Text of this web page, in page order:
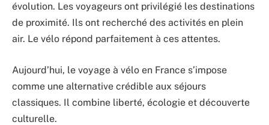
évolution. Les voyageurs ont privilégié les destinations
de proximité. Ils ont recherché des activités en plein
air. Le vélo répond parfaitement à ces attentes.
Aujourd’hui, le voyage à vélo en France s’impose
comme une alternative crédible aux séjours
classiques. Il combine liberté, écologie et découverte
culturelle.